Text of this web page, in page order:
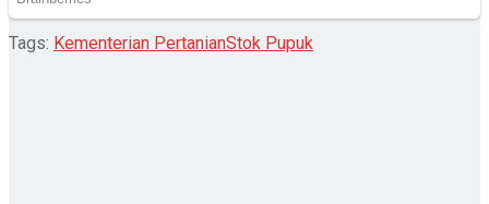
Tags: Kementerian PertanianStok Pupuk